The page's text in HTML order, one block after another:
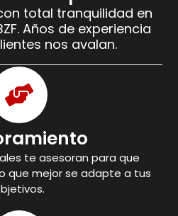
total tranquilidad en
Años de experiencia
nos avalan.
te asesoran para que
que mejor se adapte a tus